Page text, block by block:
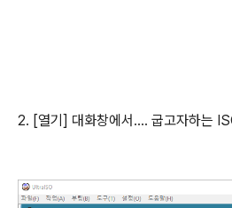
2. [열기] 대화창에서.... 굽고자하는